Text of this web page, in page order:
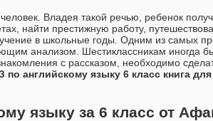
Владея такой речью, ребенок
найти престижную работу,
в школьные годы. Одним из самых
анализом. Шестиклассникам иногда
с рассказом, необходимо
по английскому языку 6 класс книга
языку за 6 класс от